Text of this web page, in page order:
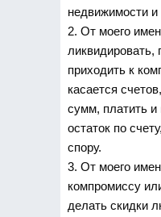
недвижимости
2. От моего
ликвидировать,
приходить к
касается
сумм, платить
остаток по
спору.
3. От моего
компромиссу
делать скидки